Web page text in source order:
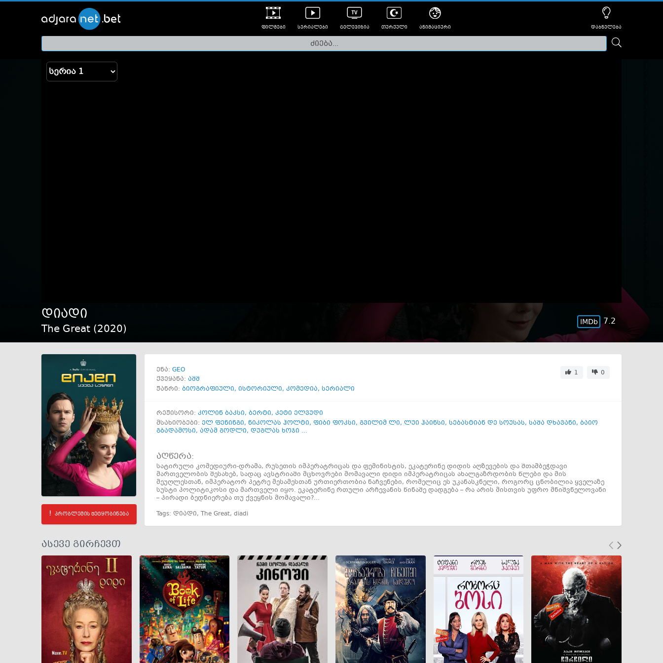
ფილმები
თრეილერები
სერიალები ტელევიზია თურქული ანიმაციური დაბნელება
დიადი
The Great (2020)
7.2
პრობლემის შეტყობინება
ენა: GEO
ქვეყანა: აშშ
1
0
ჟანრი: ბიოგრაფიული, ისტორიული, კომედია, სერიალი
რეჟისორი: კოლინ ბაკსი, ბერტი, კეტი ელვუდი
მსახიობები: ელ ფენინგი, ნიკოლას ჰოლტი, ფიბი ფოკსი, გვილიმ ლი, ლუი ჰაინსი, სებასტიან დე სოუსას, საშა დხავანი, ბაიო
გბადამოსი, ადამ გოდლი, დუგლას ხოჯი ...
აღწერა:
სატირული კომედიური-დრამა, რუსეთის იმპერატრიცას და ფემინისტის, ეკატერინე დიდის აღზევების და შთამბეჭდავი
მართველობის შესახებ, სადაც ავსტრიაში მცხოვრები მომავალი დიდი იმპერატრიცას ახალგაზრდობის წლები და მის
მეუღლესთან, იმპერატორ პეტრე მესამესთან ურთიერთობია ნაჩვენები, რომელიც ეს უკანასკნელი, როგორც ცნობილია ყველაზე
სუსტი პოლიტიკოსი და მართველი იყო. ეკატერინე რთული არჩევანის წინაშე დადგება – რა არის მისთვის უფრო მნიშვნელოვანი
– პირადი ბედნიერება თუ ქვეყნის მომავალი?…
Tags: დიადი, The Great, diadi
ასევე გირჩევთ